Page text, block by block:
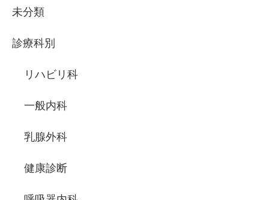
未分類
診療科別
リハビリ科
一般内科
乳腺外科
健康診断